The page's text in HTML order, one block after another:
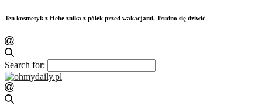
Ten kosmetyk z Hebe znika z półek przed wakacjami. Trudno się dziwić
Search for: